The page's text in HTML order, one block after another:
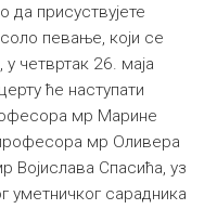
присуствујете
певање, који се
четвртак 26. маја
ће наступати
мр Марине
мр Оливера
Спасића, уз
уметничког сарадника